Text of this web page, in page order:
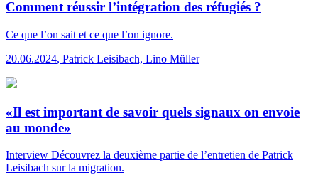
Comment réussir l’intégration des réfugiés ?
Ce que l’on sait et ce que l’on ignore.
20.06.2024, Patrick Leisibach, Lino Müller
«Il est important de savoir quels signaux on envoie
au monde»
Interview Découvrez la deuxième partie de l’entretien de Patrick
Leisibach sur la migration.